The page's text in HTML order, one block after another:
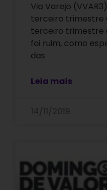
Via Varejo
terceiro trimestre
terceiro trimestre
foi ruim, como
das
Leia mais